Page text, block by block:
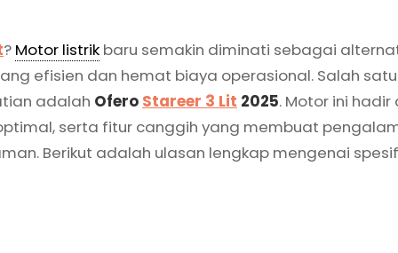
? Motor listrik baru semakin diminati sebagai
efisien dan hemat biaya operasional. Salah
adalah Ofero Stareer 3 Lit 2025. Motor ini
serta fitur canggih yang membuat
Berikut adalah ulasan lengkap mengenai